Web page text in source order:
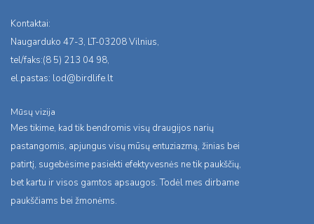
Kontaktai:
Naugarduko 47-3, LT-03208 Vilnius,
tel/faks:(8 5) 213 04 98,
el.pastas: lod@birdlife.lt
Mūsų vizija
Mes tikime, kad tik bendromis visų draugijos narių
pastangomis, apjungus visų mūsų entuziazmą, žinias bei
patirtį, sugebėsime pasiekti efektyvesnės ne tik paukščių,
bet kartu ir visos gamtos apsaugos. Todėl mes dirbame
paukščiams bei žmonėms.